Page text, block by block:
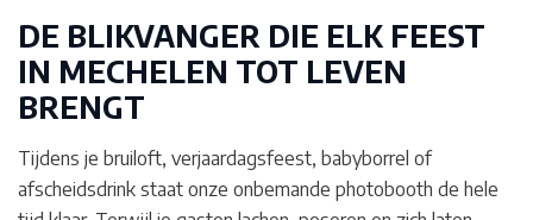
DE BLIKVANGER DIE ELK FEEST
IN MECHELEN TOT LEVEN
BRENGT
Tijdens je bruiloft, verjaardagsfeest, babyborrel of
afscheidsdrink staat onze onbemande photobooth de hele